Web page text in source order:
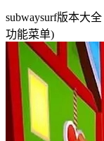
subwaysurf版本大全
功能菜单)